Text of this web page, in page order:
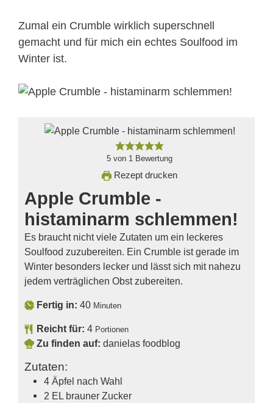
Zumal ein Crumble wirklich superschnell
gemacht und für mich ein echtes Soulfood im
Winter ist.
5 von 1 Bewertung
Rezept drucken
Apple Crumble -
histaminarm schlemmen!
Es braucht nicht viele Zutaten um ein leckeres
Soulfood zuzubereiten. Ein Crumble ist gerade im
Winter besonders lecker und lässt sich mit nahezu
jedem verträglichen Obst zubereiten.
Fertig in: 40 Minuten
Reicht für: 4 Portionen
Zu finden auf: danielas foodblog
Zutaten:
4 Äpfel nach Wahl
2 EL brauner Zucker